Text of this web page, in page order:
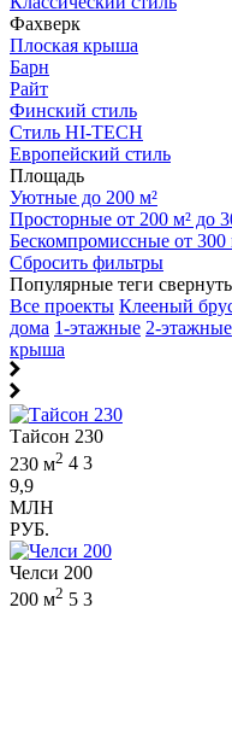
Фахверк
Плоская крыша
Барн
Райт
Финский стиль
Стиль HI-TECH
Европейский стиль
Площадь
Уютные до 200 м²
Просторные от 200 м² до
Бескомпромиссные от 300
Сбросить фильтры
Популярные теги
Все проекты Клееный
дома 1-этажные 2-этажные
крыша
Тайсон 230
230 м2 4 3
9,9
МЛН
РУБ.
Челси 200
200 м2 5 3